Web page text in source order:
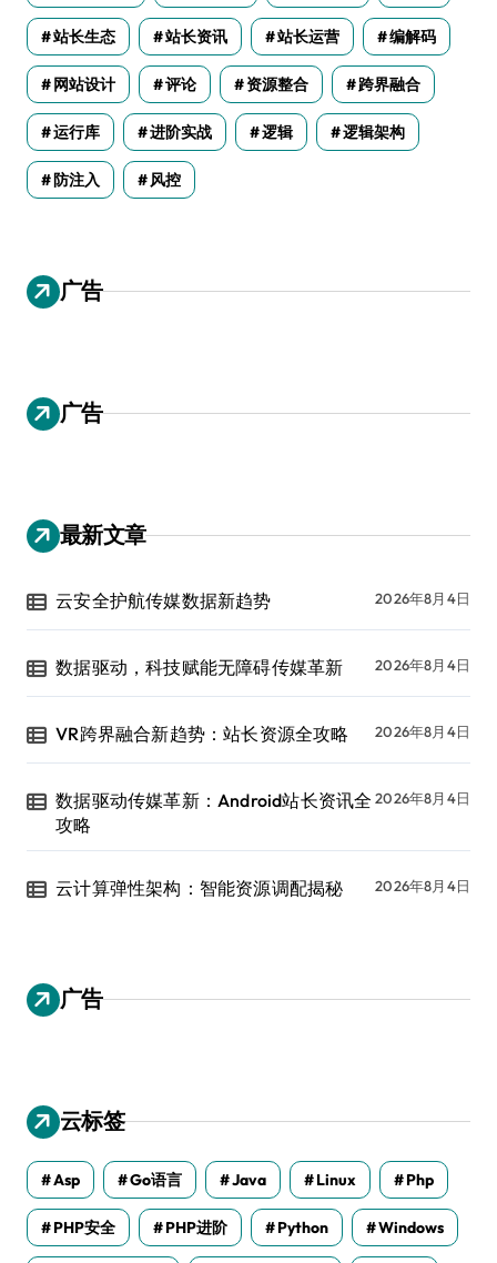
站长生态 站长资讯 站长运营 编解码
网站设计 评论 资源整合 跨界融合
运行库 进阶实战 逻辑 逻辑架构
防注入 风控
广告
广告
最新文章
云安全护航传媒数据新趋势 2026年8月4日
数据驱动，科技赋能无障碍传媒革新 2026年8月4日
VR跨界融合新趋势：站长资源全攻略 2026年8月4日
数据驱动传媒革新：Android站长资讯全
攻略
2026年8月4日
云计算弹性架构：智能资源调配揭秘 2026年8月4日
广告
云标签
Asp Go语言 Java Linux Php
PHP安全 PHP进阶 Python Windows